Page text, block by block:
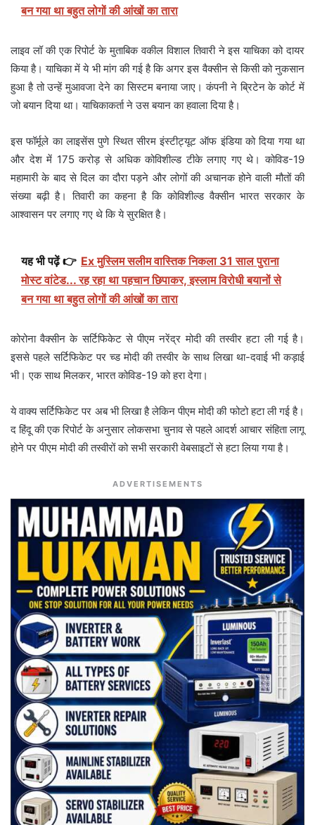
बन गया था बहुत लोगों की आंखों का तारा
लाइव लॉ की एक रिपोर्ट के मुताबिक वकील विशाल तिवारी ने इस याचिका को दायर
किया है। याचिका में ये भी मांग की गई है कि अगर इस वैक्सीन से किसी को नुकसान
हुआ है तो उन्हें मुआवजा देने का सिस्टम बनाया जाए। कंपनी ने ब्रिटेन के कोर्ट में
जो बयान दिया था। याचिकाकर्ता ने उस बयान का हवाला दिया है।
इस फॉर्मूले का लाइसेंस पुणे स्थित सीरम इंस्टीट्यूट ऑफ इंडिया को दिया गया था
और देश में 175 करोड़ से अधिक कोविशील्ड टीके लगाए गए थे। कोविड-19
महामारी के बाद से दिल का दौरा पड़ने और लोगों की अचानक होने वाली मौतों की
संख्या बढ़ी है। तिवारी का कहना है कि कोविशील्ड वैक्सीन भारत सरकार के
आश्वासन पर लगाए गए थे कि ये सुरक्षित है।
यह भी पढ़ें 👉 Ex मुस्लिम सलीम वास्तिक निकला 31 साल पुराना
मोस्ट वांटेड... रह रहा था पहचान छिपाकर, इस्लाम विरोधी बयानों से
बन गया था बहुत लोगों की आंखों का तारा
कोरोना वैक्सीन के सर्टिफिकेट से पीएम नरेंद्र मोदी की तस्वीर हटा ली गई है।
इससे पहले सर्टिफिकेट पर च्ड मोदी की तस्वीर के साथ लिखा था-दवाई भी कड़ाई
भी। एक साथ मिलकर, भारत कोविड​​-19 को हरा देगा।
ये वाक्य सर्टिफिकेट पर अब भी लिखा है लेकिन पीएम मोदी की फोटो हटा ली गई है।
द हिंदू की एक रिपोर्ट के अनुसार लोकसभा चुनाव से पहले आदर्श आचार संहिता लागू
होने पर पीएम मोदी की तस्वीरों को सभी सरकारी वेबसाइटों से हटा लिया गया है।
ADVERTISEMENTS